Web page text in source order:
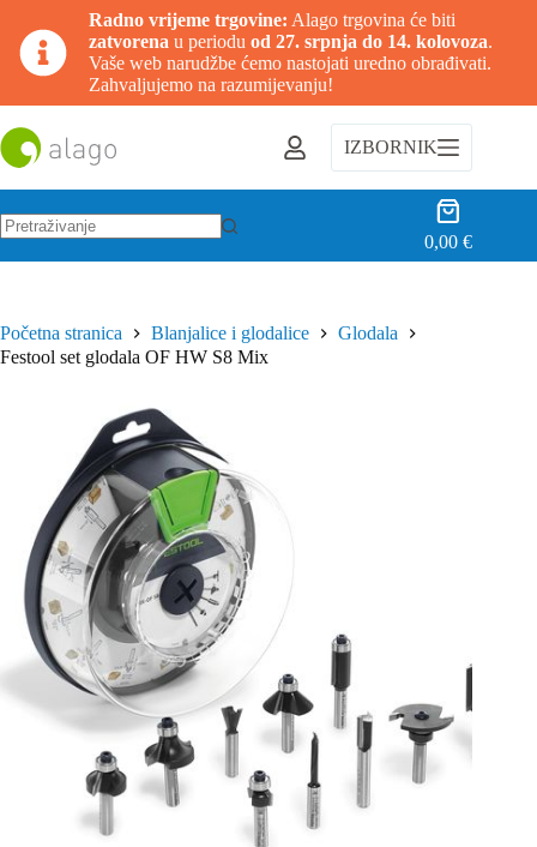
Radno vrijeme trgovine: Alago trgovina će biti
zatvorena u periodu od 27. srpnja do 14. kolovoza.
Vaše web narudžbe ćemo nastojati uredno obrađivati.
Zahvaljujemo na razumijevanju!
na
sadržaj
IZBORNIK
Košarica
0,00€
Početna stranica Blanjalice i glodalice
Glodala
Festool set glodala OF HW S8 Mix